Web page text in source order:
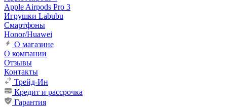
Apple Airpods Pro 3
Игрушки Labubu
Смартфоны
Honor/Huawei
О магазине
О компании
Отзывы
Контакты
Трейд-Ин
Кредит и рассрочка
Гарантия